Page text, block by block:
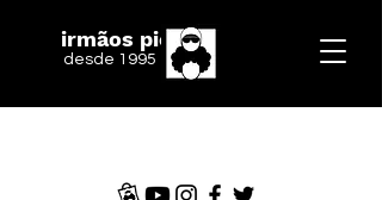
irmãos piologo
desde 1995